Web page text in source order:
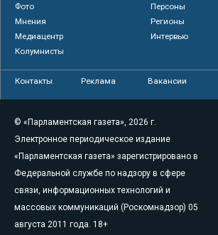
Фото
Персоны
Мнения
Регионы
Медиацентр
Интервью
Колумнисты
Контакты Реклама Вакансии
© «Парламентская газета», 2026 г.
Электронное периодическое издание
«Парламентская газета» зарегистрировано в
Федеральной службе по надзору в сфере
связи, информационных технологий и
массовых коммуникаций (Роскомнадзор) 05
августа 2011 года. 18+